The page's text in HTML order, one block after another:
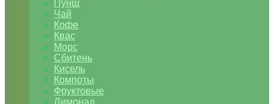
Пунш
Чай
Кофе
Квас
Морс
Сбитень
Кисель
Компоты
Фруктовые
Лимонад